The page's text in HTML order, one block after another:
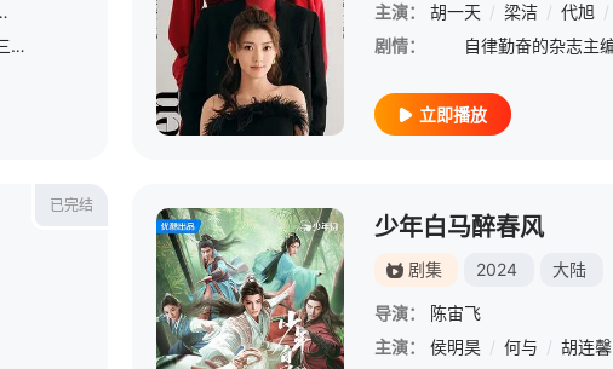
倪大红 郝平 / 蒋恺 / 尤勇智 / 张晓晨 / 刘畅 / 梅婷 / 于洋 / 张帆
剧集聚焦钱弘俶（白宇 饰）、赵匡胤、郭荣三人在国家板荡中的命运抉择。他们目睹离乱，深知唯有重建秩序方能终止苦难。钱弘俶秉持“保境安民”，守护一方；郭荣志在重振纲常，然天不假年；赵匡胤顺势而为，立宋建制
主演：
胡一天 / 梁洁 / 代旭 /
剧情：
立即播放
已完结
少年白马醉春风
剧集 2024 大陆
导演：
陈宙飞
主演：
侯明昊 / 何与 / 胡连馨